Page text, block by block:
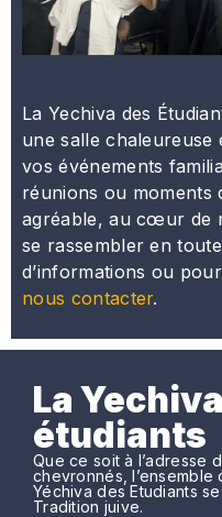
La Yechiva des
une salle
vos événements
réunions ou moments
agréable, au cœur de
se rassembler en
d’informations ou
nous contacter.
La
étudiants
Que ce soit à l’adresse
chevronnés,
Yéchiva des Etudiants
Tradition juive.